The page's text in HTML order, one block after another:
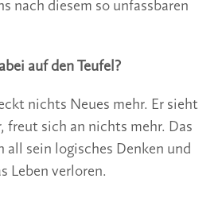
nach diesem so unfassbaren
auf den Teufel?
nichts Neues mehr. Er sieht
freut sich an nichts mehr. Das
all sein logisches Denken und
Leben verloren.